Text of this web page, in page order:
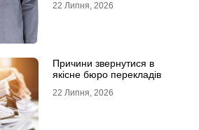
22 Липня, 2026
Причини звернутися в
якісне бюро перекладів
22 Липня, 2026